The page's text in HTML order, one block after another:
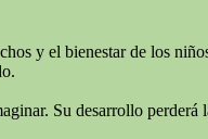
y el bienestar de los
Su desarrollo